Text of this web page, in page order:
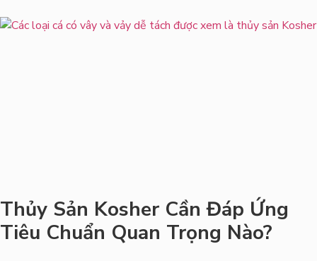
Thủy Sản Kosher Cần Đáp Ứng
Tiêu Chuẩn Quan Trọng Nào?